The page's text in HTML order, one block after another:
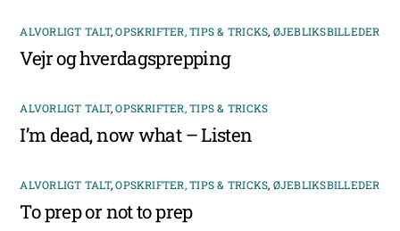
ALVORLIGT TALT,OPSKRIFTER, TIPS & TRICKS, ØJEBLIKSBILLEDER
Vejr og hverdagsprepping
ALVORLIGT TALT,OPSKRIFTER, TIPS & TRICKS
I’m dead, now what – Listen
ALVORLIGT TALT,OPSKRIFTER, TIPS & TRICKS, ØJEBLIKSBILLEDER
To prep or not to prep